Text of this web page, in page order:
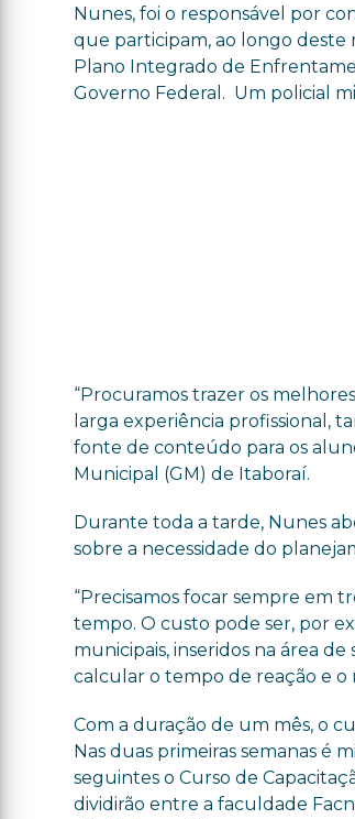
Nunes, foi o responsável por
que participam, ao longo deste
Plano Integrado de
Governo Federal. Um policial
“Procuramos trazer os
larga experiência profissional,
fonte de conteúdo para os
Municipal (GM) de Itaboraí.
Durante toda a tarde, Nunes
sobre a necessidade do
“Precisamos focar sempre em
tempo. O custo pode ser, por
municipais, inseridos na área
calcular o tempo de reação e o
Com a duração de um mês, o
Nas duas primeiras semanas é
seguintes o Curso de
dividirão entre a faculdade